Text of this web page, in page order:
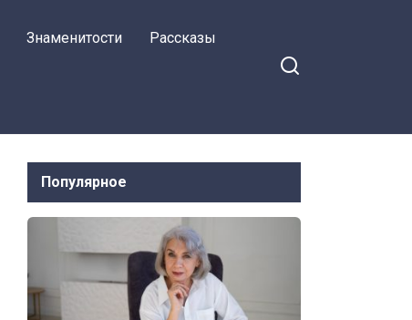
Знаменитости Рассказы
Популярное
многодетная семья